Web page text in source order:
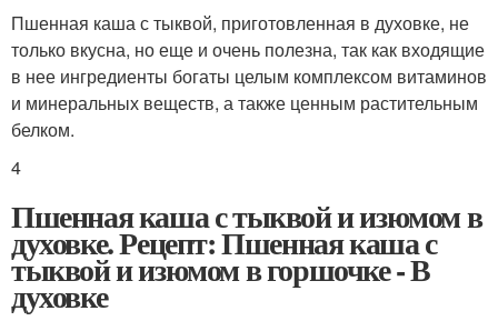
Пшенная каша с тыквой, приготовленная в духовке, не
только вкусна, но еще и очень полезна, так как входящие
в нее ингредиенты богаты целым комплексом витаминов
и минеральных веществ, а также ценным растительным
белком.
4
Пшенная каша с тыквой и изюмом в
духовке. Рецепт: Пшенная каша с
тыквой и изюмом в горшочке - В
духовке